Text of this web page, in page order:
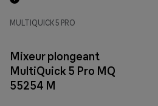
MULTIQUICK 5 PRO
Mixeur plongeant
MultiQuick 5 Pro MQ
55254 M